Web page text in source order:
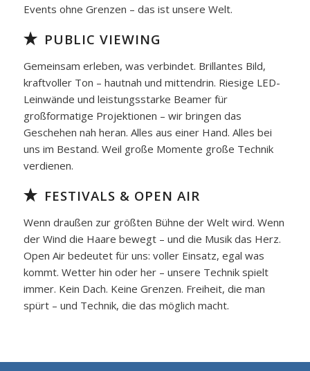
Events ohne Grenzen – das ist unsere Welt.
PUBLIC VIEWING
Gemeinsam erleben, was verbindet. Brillantes Bild,
kraftvoller Ton – hautnah und mittendrin. Riesige LED-
Leinwände und leistungsstarke Beamer für
großformatige Projektionen – wir bringen das
Geschehen nah heran. Alles aus einer Hand. Alles bei
uns im Bestand. Weil große Momente große Technik
verdienen.
FESTIVALS & OPEN AIR
Wenn draußen zur größten Bühne der Welt wird. Wenn
der Wind die Haare bewegt – und die Musik das Herz.
Open Air bedeutet für uns: voller Einsatz, egal was
kommt. Wetter hin oder her – unsere Technik spielt
immer. Kein Dach. Keine Grenzen. Freiheit, die man
spürt – und Technik, die das möglich macht.